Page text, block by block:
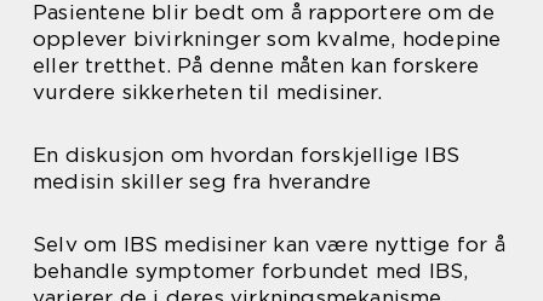
Pasientene blir bedt om å rapportere om de
opplever bivirkninger som kvalme, hodepine
eller tretthet. På denne måten kan forskere
vurdere sikkerheten til medisiner.
En diskusjon om hvordan forskjellige IBS
medisin skiller seg fra hverandre
Selv om IBS medisiner kan være nyttige for å
behandle symptomer forbundet med IBS,